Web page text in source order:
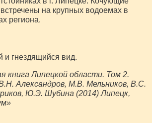
на крупных водоемах в
региона.
и гнездящийся вид.
книга Липецкой области. Том 2.
Александров, М.В. Мельников, В.С.
Ю.Э. Шубина (2014) Липецк,